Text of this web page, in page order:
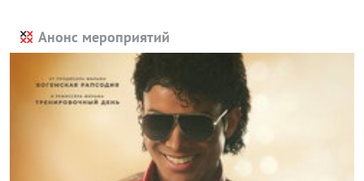
Анонс мероприятий